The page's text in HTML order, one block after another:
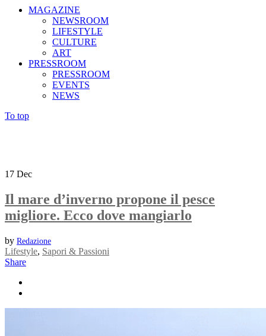
MAGAZINE
NEWSROOM
LIFESTYLE
CULTURE
ART
PRESSROOM
PRESSROOM
EVENTS
NEWS
To top
17 Dec
Il mare d’inverno propone il pesce
migliore. Ecco dove mangiarlo
by Redazione
Lifestyle, Sapori & Passioni
Share